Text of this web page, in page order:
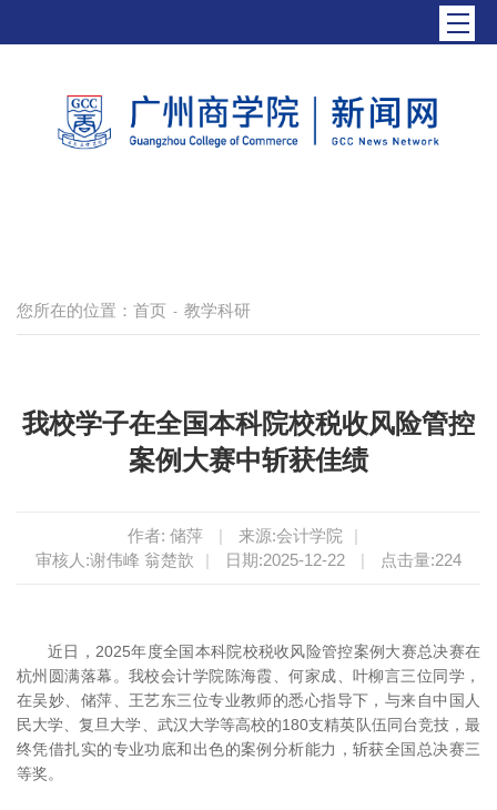
您所在的位置： 首页 - 教学科研
我校学子在全国本科院校税收风险管控
案例大赛中斩获佳绩
作者: 储萍 | 来源:会计学院
|
审核人:谢伟峰 翁楚歆
| 日期:2025-12-22 | 点击量:224
近日，2025年度全国本科院校税收风险管控案例大赛总决赛在
杭州圆满落幕。我校会计学院陈海霞、何家成、叶柳言三位同学，
在吴妙、储萍、王艺东三位专业教师的悉心指导下，与来自中国人
民大学、复旦大学、武汉大学等高校的180支精英队伍同台竞技，最
终凭借扎实的专业功底和出色的案例分析能力，斩获全国总决赛三
等奖。